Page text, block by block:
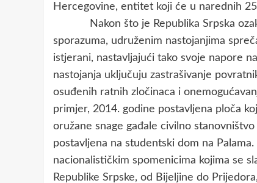
Hercegovine, entitet koji će u narednih
Nakon što je Republika Srpska
sporazuma, udruženim nastojanjima
istjerani, nastavljajući tako svoje napore
nastojanja uključuju zastrašivanje
osuđenih ratnih zločinaca i
primjer, 2014. godine postavljena ploča
oružane snage gađale civilno
postavljena na studentski dom na
nacionalističkim spomenicima kojima se
Republike Srpske, od Bijeljine do